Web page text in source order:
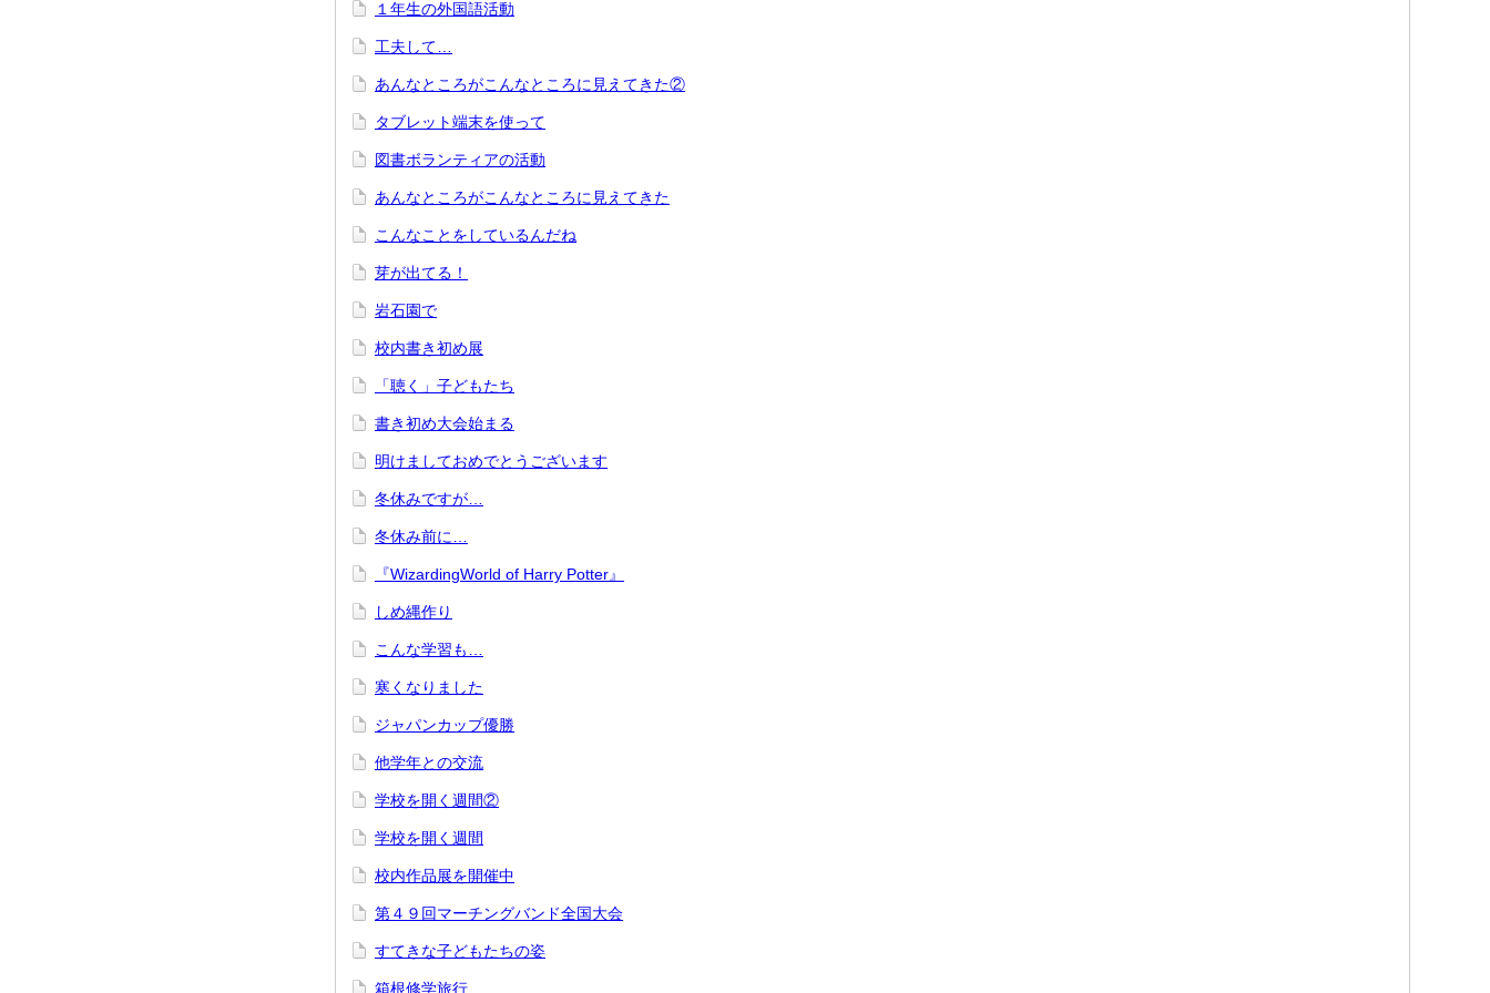
１年生の外国語活動
工夫して…
あんなところがこんなところに見えてきた②
タブレット端末を使って
図書ボランティアの活動
あんなところがこんなところに見えてきた
こんなことをしているんだね
芽が出てる！
岩石園で
校内書き初め展
「聴く」子どもたち
書き初め大会始まる
明けましておめでとうございます
冬休みですが…
冬休み前に…
『WizardingWorld of Harry Potter』
しめ縄作り
こんな学習も…
寒くなりました
ジャパンカップ優勝
他学年との交流
学校を開く週間②
学校を開く週間
校内作品展を開催中
第４９回マーチングバンド全国大会
すてきな子どもたちの姿
箱根修学旅行